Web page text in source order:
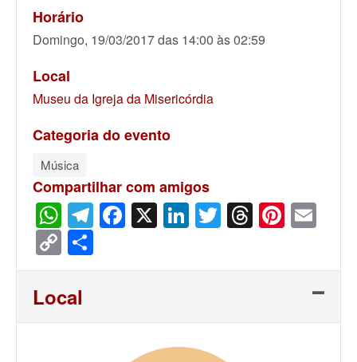
Horário
Domingo, 19/03/2017 das 14:00 às 02:59
Local
Museu da Igreja da Misericórdia
Categoria do evento
Música
Compartilhar com amigos
WhatsApp
Telegram
Facebook
X LinkedIn
Twitter
Threads
Copy
Link
Local